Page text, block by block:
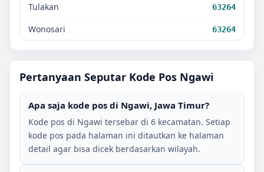
Tulakan 63264
Wonosari 63264
Pertanyaan Seputar Kode Pos Ngawi
Apa saja kode pos di Ngawi, Jawa Timur?
Kode pos di Ngawi tersebar di 6 kecamatan. Setiap
kode pos pada halaman ini ditautkan ke halaman
detail agar bisa dicek berdasarkan wilayah.